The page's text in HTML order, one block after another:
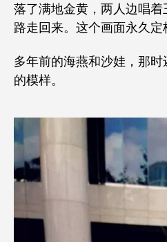
落了满地金黄，两人边唱
路走回来。这个画面永久定
多年前的海燕和沙娃，那
的模样。